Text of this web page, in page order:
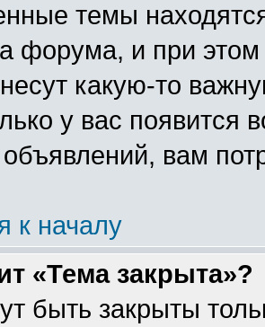
темы
форума, и при
какую-то
у вас появится
вам
к началу
«Тема закрыта»?
быть закрыты